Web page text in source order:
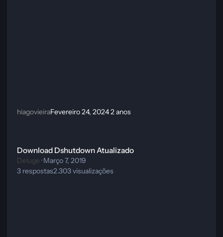
hiagovieiraFevereiro 24, 20242 anos
Download Dshutdown Atualizado
Deluge ·Março 7, 2019
3 respostas2.303visualizações